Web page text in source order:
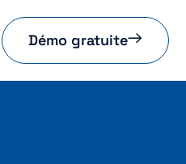
Démo gratuite